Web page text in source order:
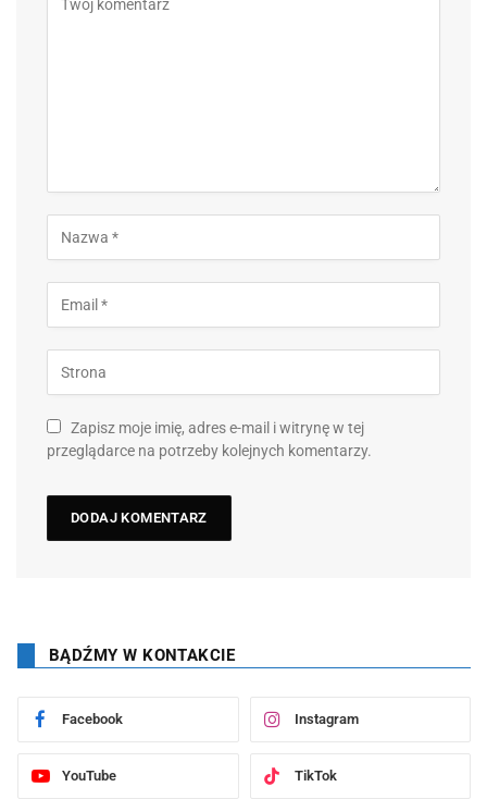
Zapisz moje imię, adres e-mail i witrynę w tej
przeglądarce na potrzeby kolejnych komentarzy.
BĄDŹMY W KONTAKCIE
Facebook Instagram
YouTube TikTok